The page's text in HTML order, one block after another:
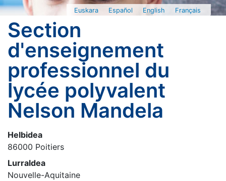
Euskara Español English Français
Section
d'enseignement
professionnel du
lycée polyvalent
Nelson Mandela
Helbidea
86000 Poitiers
Lurraldea
Nouvelle-Aquitaine